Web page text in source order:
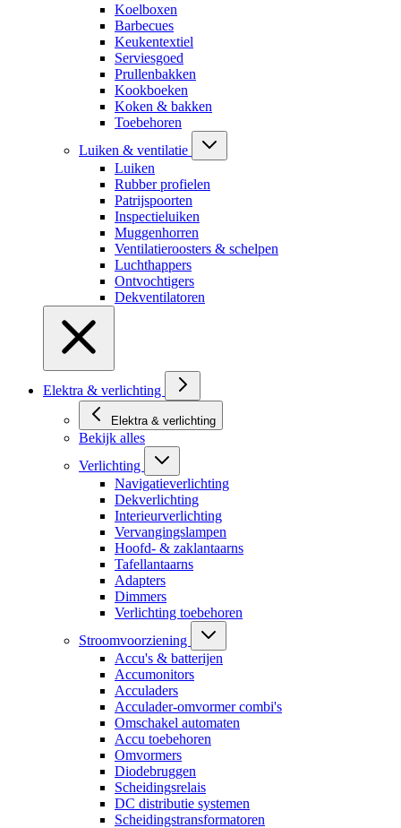
Koelboxen
Barbecues
Keukentextiel
Serviesgoed
Prullenbakken
Kookboeken
Koken & bakken
Toebehoren
Luiken & ventilatie
Luiken
Rubber profielen
Patrijspoorten
Inspectieluiken
Muggenhorren
Ventilatieroosters & schelpen
Luchthappers
Ontvochtigers
Dekventilatoren
Elektra & verlichting
Elektra & verlichting
Bekijk alles
Verlichting
Navigatieverlichting
Dekverlichting
Interieurverlichting
Vervangingslampen
Hoofd- & zaklantaarns
Tafellantaarns
Adapters
Dimmers
Verlichting toebehoren
Stroomvoorziening
Accu's & batterijen
Accumonitors
Acculaders
Acculader-omvormer combi's
Omschakel automaten
Accu toebehoren
Omvormers
Diodebruggen
Scheidingsrelais
DC distributie systemen
Scheidingstransformatoren